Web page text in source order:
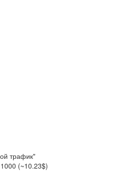
трафик"
(~10.23$)